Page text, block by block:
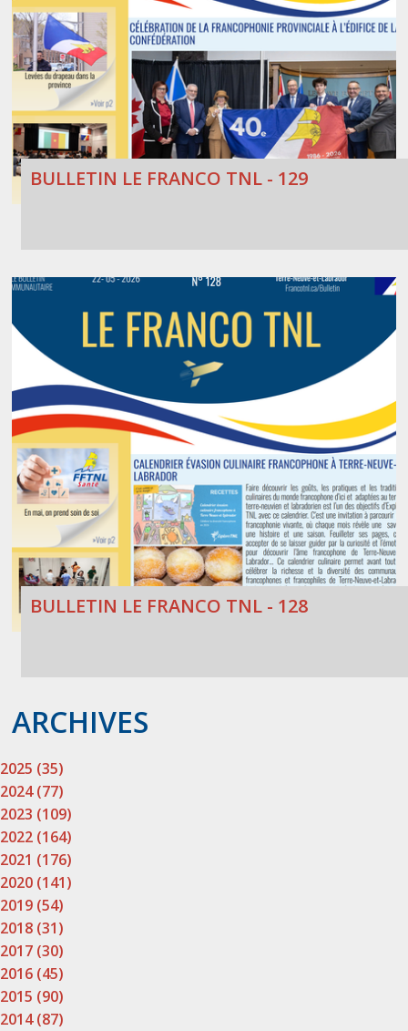
BULLETIN LE FRANCO TNL - 129
BULLETIN LE FRANCO TNL - 128
ARCHIVES
2025 (35)
2024 (77)
2023 (109)
2022 (164)
2021 (176)
2020 (141)
2019 (54)
2018 (31)
2017 (30)
2016 (45)
2015 (90)
2014 (87)